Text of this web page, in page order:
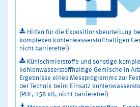
Hilfen für die Expositionsbeurteilung
komplexen kohlenwasserstoffhaltigen
nicht barrierefrei)
Kühlschmierstoffe und sonstige
kohlenwasserstoffhaltige Gemische in
Ergebnisse eines Messprogramms zur
der Technik beim Einsatz
(PDF, 158 kB, nicht barrierefrei)